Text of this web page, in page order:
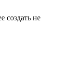
создать не